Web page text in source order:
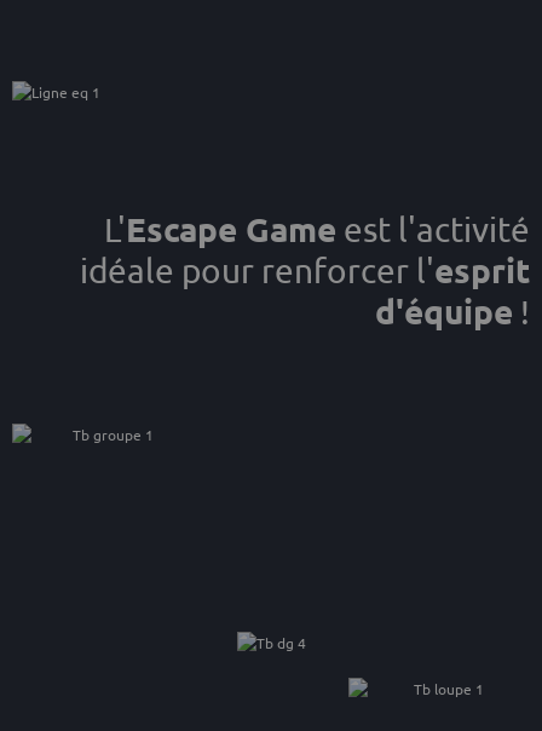
L'Escape Game est l'activité
idéale pour renforcer l'esprit
d'équipe !